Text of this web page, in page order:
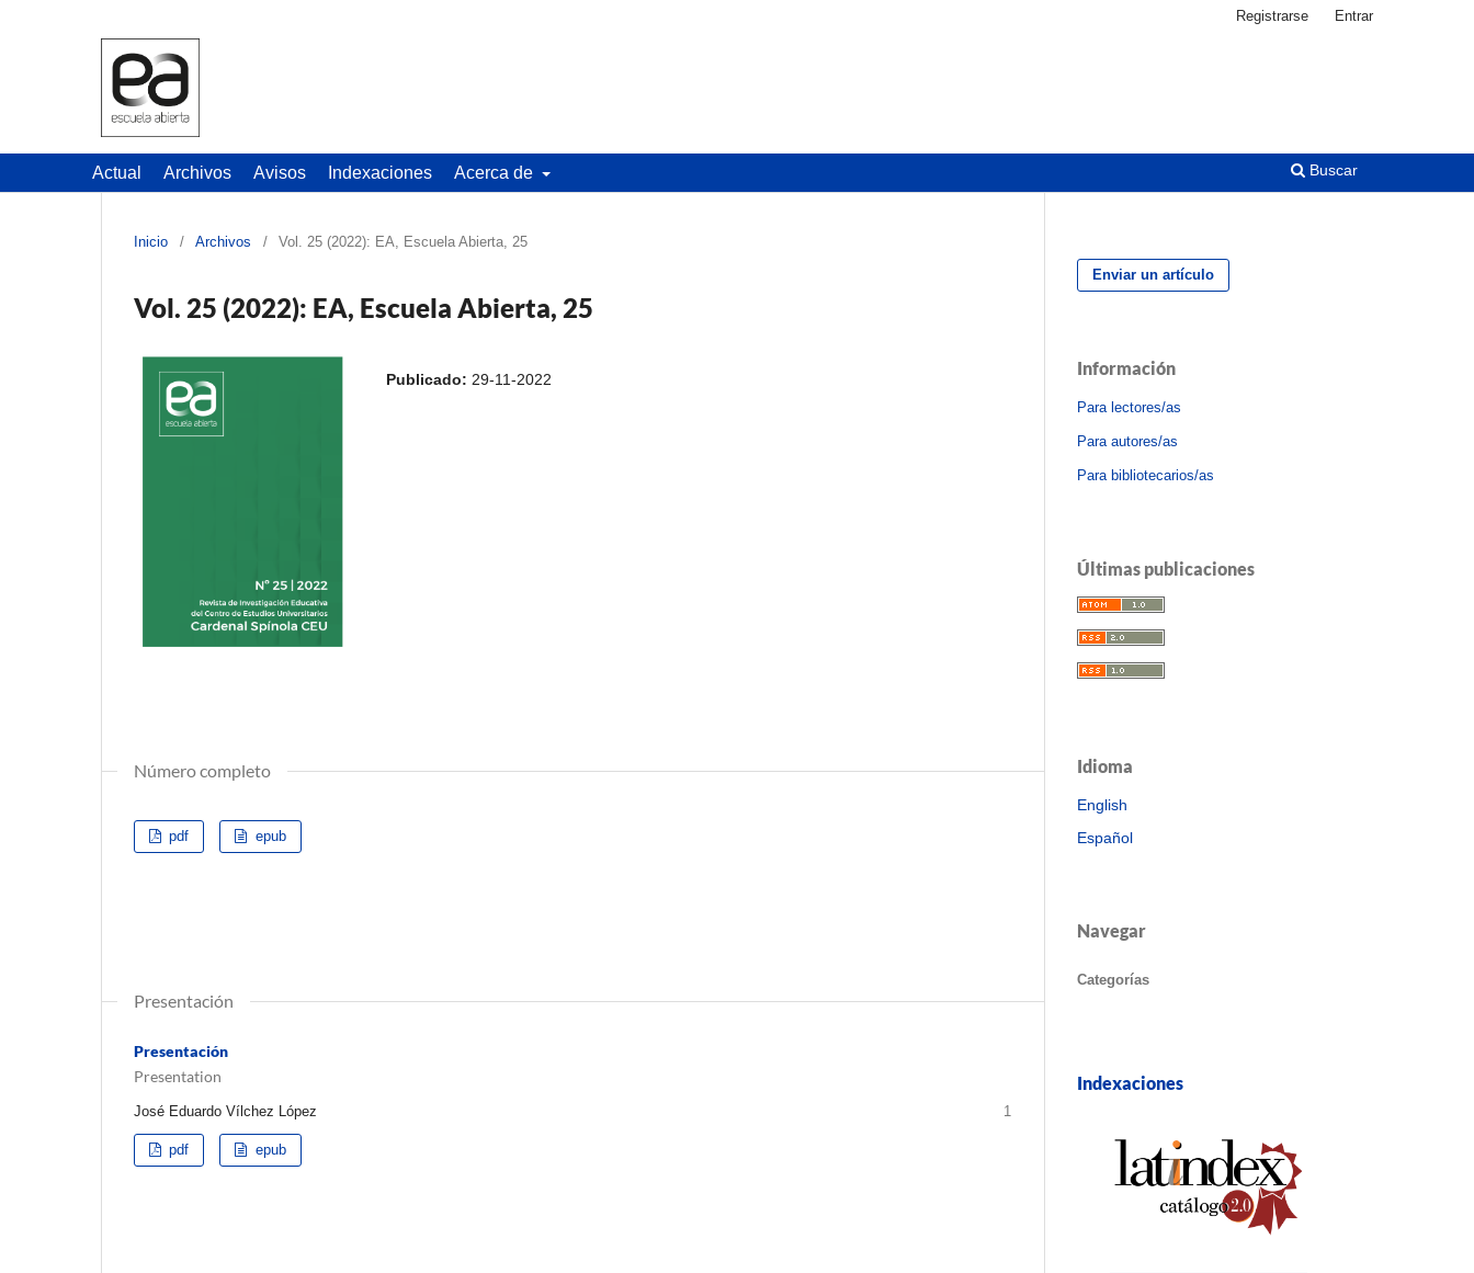
Actual Archivos Avisos Indexaciones Acerca de Buscar
Registrarse Entrar
Inicio / Archivos / Vol. 25 (2022): EA, Escuela Abierta, 25
Vol. 25 (2022): EA, Escuela Abierta, 25
Publicado: 29-11-2022
Número completo
pdf epub
Presentación
Presentación
Presentation
José Eduardo Vílchez López 1
pdf epub
Enviar un artículo
Información
Para lectores/as
Para autores/as
Para bibliotecarios/as
Últimas publicaciones
Idioma
English
Español
Navegar
Categorías
Indexaciones